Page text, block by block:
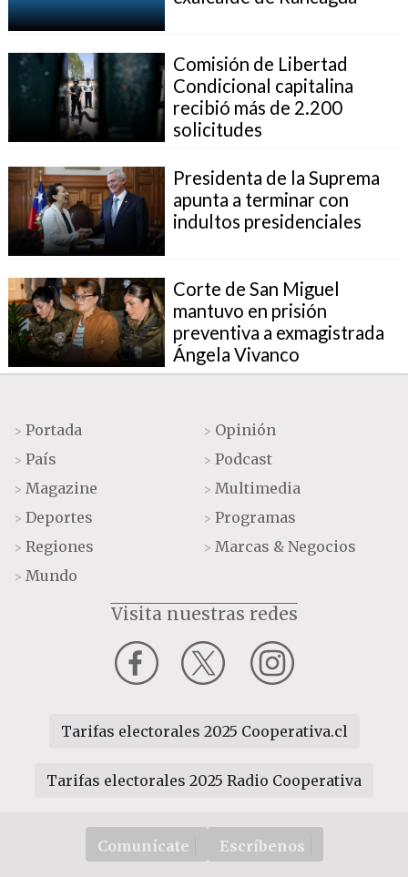
Comisión de Libertad
Condicional capitalina
recibió más de 2.200
solicitudes
Presidenta de la Suprema
apunta a terminar con
indultos presidenciales
Corte de San Miguel
mantuvo en prisión
preventiva a exmagistrada
Ángela Vivanco
> Portada
> País
> Magazine
> Deportes
> Regiones
> Mundo
> Opinión
> Podcast
> Multimedia
> Programas
> Marcas & Negocios
Visita nuestras redes
Tarifas electorales 2025 Cooperativa.cl
Tarifas electorales 2025 Radio Cooperativa
Comunícate Escríbenos